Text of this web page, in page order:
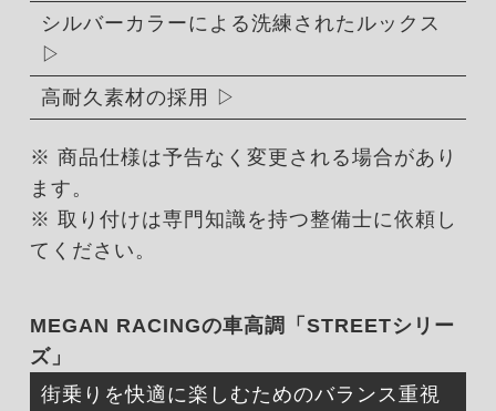
シルバーカラーによる洗練されたルックス
高耐久素材の採用
※ 商品仕様は予告なく変更される場合があり
ます。
※ 取り付けは専門知識を持つ整備士に依頼し
てください。
MEGAN RACINGの車高調「STREETシリー
ズ」
街乗りを快適に楽しむためのバランス重視